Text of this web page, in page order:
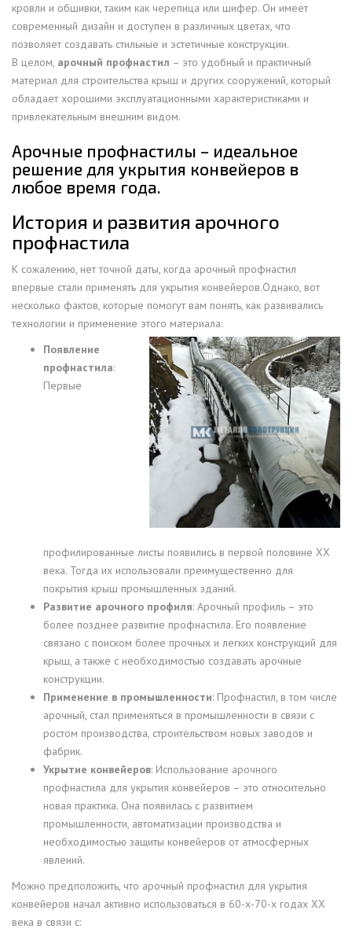
кровли и обшивки, таким как черепица или шифер. Он имеет
современный дизайн и доступен в различных цветах, что
позволяет создавать стильные и эстетичные конструкции.
В целом, арочный профнастил – это удобный и практичный
материал для строительства крыш и других сооружений, который
обладает хорошими эксплуатационными характеристиками и
привлекательным внешним видом.
Арочные профнастилы – идеальное
решение для укрытия конвейеров в
любое время года.
История и развития арочного
профнастила
К сожалению, нет точной даты, когда арочный профнастил
впервые стали применять для укрытия конвейеров.Однако, вот
несколько фактов, которые помогут вам понять, как развивались
технологии и применение этого материала:
Появление
профнастила:
Первые
профилированные листы появились в первой половине XX
века. Тогда их использовали преимущественно для
покрытия крыш промышленных зданий.
Развитие арочного профиля: Арочный профиль – это
более позднее развитие профнастила. Его появление
связано с поиском более прочных и легких конструкций для
крыш, а также с необходимостью создавать арочные
конструкции.
Применение в промышленности: Профнастил, в том числе
арочный, стал применяться в промышленности в связи с
ростом производства, строительством новых заводов и
фабрик.
Укрытие конвейеров: Использование арочного
профнастила для укрытия конвейеров – это относительно
новая практика. Она появилась с развитием
промышленности, автоматизации производства и
необходимостью защиты конвейеров от атмосферных
явлений.
Можно предположить, что арочный профнастил для укрытия
конвейеров начал активно использоваться в 60-х-70-х годах XX
века в связи с: